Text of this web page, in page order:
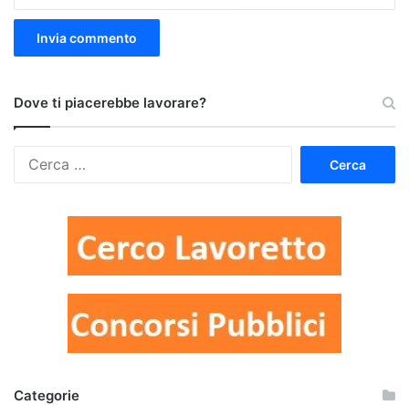
Dove ti piacerebbe lavorare?
Categorie